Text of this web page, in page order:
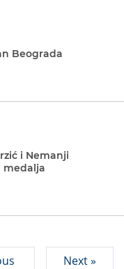
Beograda
i Nemanji
medalja
Next »